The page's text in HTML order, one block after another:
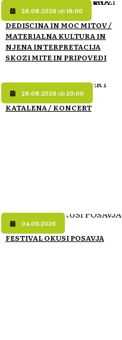
28.08.2026 ob18:00
DEDIŠCINA IN MOC MITOV /
MATERIALNA KULTURA IN
NJENA INTERPRETACIJA
SKOZI MITE IN PRIPOVEDI
28.08.2026 ob20:00
KATALENA / KONCERT
04.09.2026
FESTIVAL OKUSI POSAVJA